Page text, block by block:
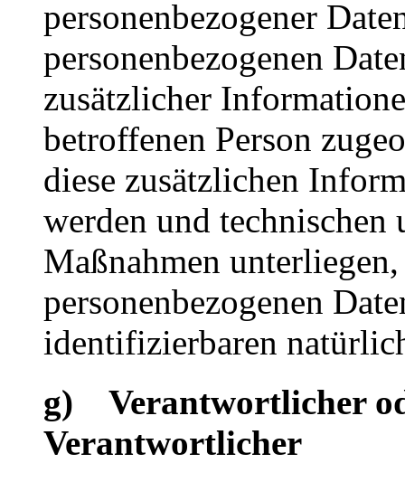
personenbezogener
personenbezogenen
zusätzlicher
betroffenen Person
diese zusätzlichen
werden und technischen
Maßnahmen
personenbezogenen
identifizierbaren
g) Verantwortlicher
Verantwortlicher